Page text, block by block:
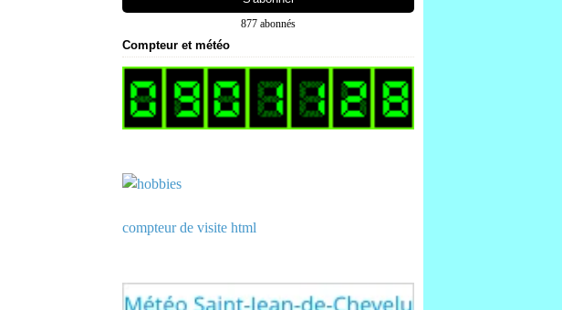
877 abonnés
Compteur et météo
compteur de visite html